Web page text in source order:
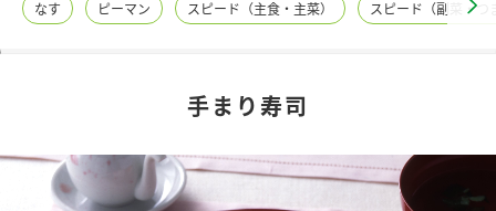
レシピ名特集
商品カテゴリ
なす ピーマン スピード（主食・主菜） スピード（副菜・つ
手まり寿司